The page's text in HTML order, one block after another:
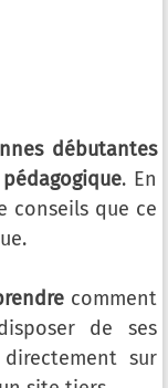
débutantes
. En
conseils que ce
comment
de ses
sur